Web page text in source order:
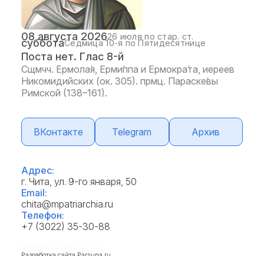
08 августа 202626 июля по стар. ст.
субботаСедмица 10-я по Пятидесятнице
Поста нет. Глас 8-й
Сщмчч. Ермола́я, Ерми́ппа и Ермокра́та, иереев
Никомидийских (ок. 305). прмц. Параске́вы
Римской (138–161).
ВКонтакте Telegram Архив
Адрес:
г. Чита, ул. 9-го января, 50
Email:
chita@mpatriarchia.ru
Телефон:
+7 (3022) 35-30-88